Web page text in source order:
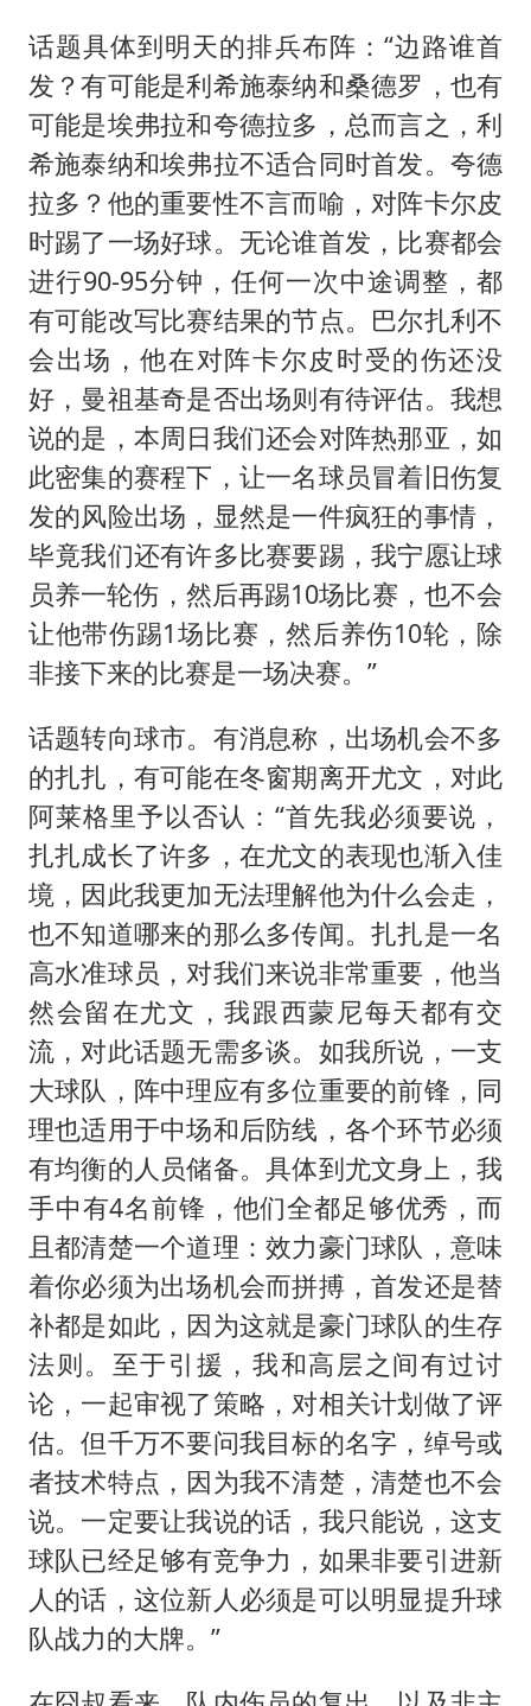
话题具体到明天的排兵布阵：“边路谁首
发？有可能是利希施泰纳和桑德罗，也有
可能是埃弗拉和夸德拉多，总而言之，利
希施泰纳和埃弗拉不适合同时首发。夸德
拉多？他的重要性不言而喻，对阵卡尔皮
时踢了一场好球。无论谁首发，比赛都会
进行90-95分钟，任何一次中途调整，都
有可能改写比赛结果的节点。巴尔扎利不
会出场，他在对阵卡尔皮时受的伤还没
好，曼祖基奇是否出场则有待评估。我想
说的是，本周日我们还会对阵热那亚，如
此密集的赛程下，让一名球员冒着旧伤复
发的风险出场，显然是一件疯狂的事情，
毕竟我们还有许多比赛要踢，我宁愿让球
员养一轮伤，然后再踢10场比赛，也不会
让他带伤踢1场比赛，然后养伤10轮，除
非接下来的比赛是一场决赛。”
话题转向球市。有消息称，出场机会不多
的扎扎，有可能在冬窗期离开尤文，对此
阿莱格里予以否认：“首先我必须要说，
扎扎成长了许多，在尤文的表现也渐入佳
境，因此我更加无法理解他为什么会走，
也不知道哪来的那么多传闻。扎扎是一名
高水准球员，对我们来说非常重要，他当
然会留在尤文，我跟西蒙尼每天都有交
流，对此话题无需多谈。如我所说，一支
大球队，阵中理应有多位重要的前锋，同
理也适用于中场和后防线，各个环节必须
有均衡的人员储备。具体到尤文身上，我
手中有4名前锋，他们全都足够优秀，而
且都清楚一个道理：效力豪门球队，意味
着你必须为出场机会而拼搏，首发还是替
补都是如此，因为这就是豪门球队的生存
法则。至于引援，我和高层之间有过讨
论，一起审视了策略，对相关计划做了评
估。但千万不要问我目标的名字，绰号或
者技术特点，因为我不清楚，清楚也不会
说。一定要让我说的话，我只能说，这支
球队已经足够有竞争力，如果非要引进新
人的话，这位新人必须是可以明显提升球
队战力的大牌。”